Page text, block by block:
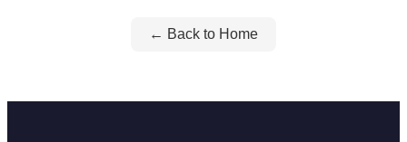
← Back to Home